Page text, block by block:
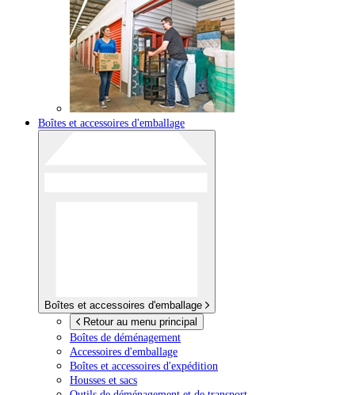
Boîtes et accessoires d'emballage
Boîtes et accessoires d'emballage
Retour au menu principal
Boîtes de déménagement
Accessoires d'emballage
Boîtes et accessoires d'expédition
Housses et sacs